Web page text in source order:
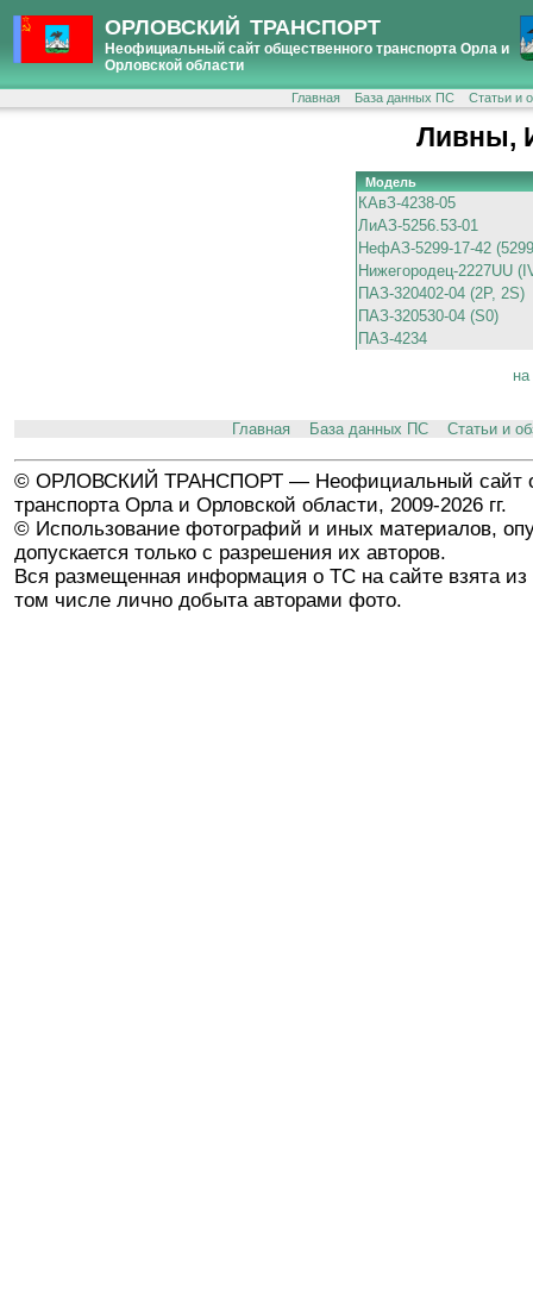
ОРЛОВСКИЙ ТРАНСПОРТ
Неофициальный сайт общественного транспорта Орла и
Орловской области
Главная База данных ПС Статьи и
Ливны,
Модель
КАвЗ-4238-05
ЛиАЗ-5256.53-01
НефАЗ-5299-17-42
Нижегородец-2227UU
ПАЗ-320402-04 (2P, 2S)
ПАЗ-320530-04 (S0)
ПАЗ-4234
Главная База данных ПС Статьи и
© ОРЛОВСКИЙ ТРАНСПОРТ — Неофициальный сайт
транспорта Орла и Орловской области, 2009-2026 гг.
© Использование фотографий и иных материалов,
допускается только с разрешения их авторов.
Вся размещенная информация о ТС на сайте взята из
том числе лично добыта авторами фото.